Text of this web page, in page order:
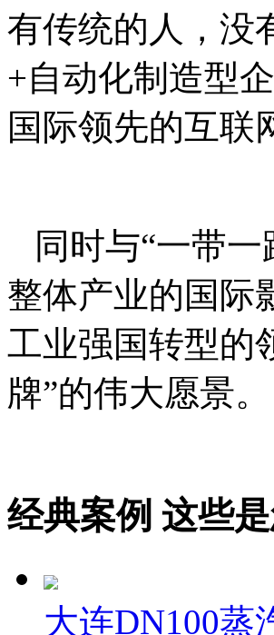
有传统的人，没
+自动化制造型
国际领先的互联
同时与“一带一
整体产业的国际
工业强国转型的
牌”的伟大愿景。
经典案例 这些
大连DN100蒸